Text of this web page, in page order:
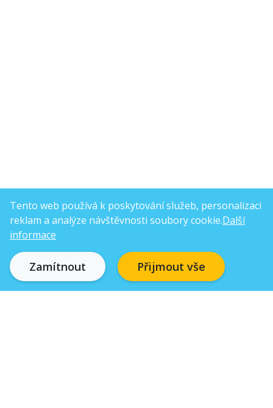
Tento web používá k poskytování služeb, personalizaci
reklam a analýze návštěvnosti soubory cookie.Další
informace
Zamítnout Přijmout vše